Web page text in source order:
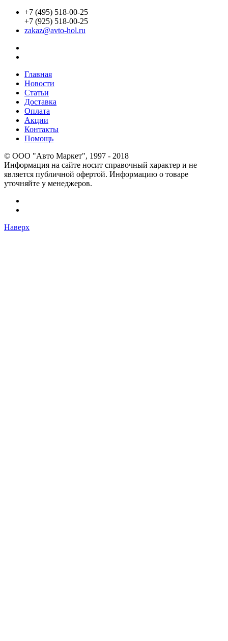
+7 (495) 518-00-25
+7 (925) 518-00-25
zakaz@avto-hol.ru
Главная
Новости
Статьи
Доставка
Оплата
Акции
Контакты
Помощь
© OOO "Авто Маркет", 1997 - 2018
Информация на сайте носит справочный характер и не
является публичной офертой. Информацию о товаре
уточняйте у менеджеров.
Наверх